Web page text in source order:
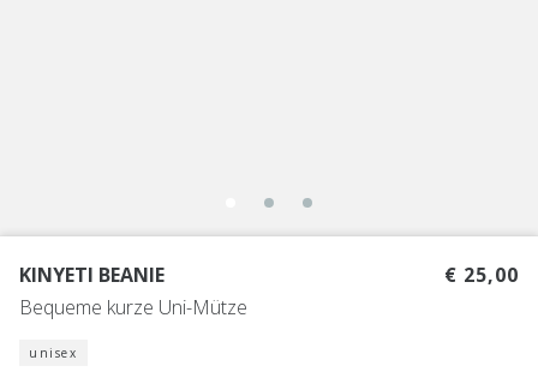
KINYETI BEANIE
Bequeme kurze Uni-Mütze
€ 25,00
unisex